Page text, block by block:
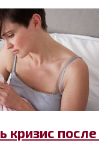
кризис